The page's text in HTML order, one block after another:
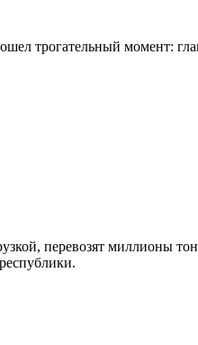
трогательный момент:
перевозят миллионы